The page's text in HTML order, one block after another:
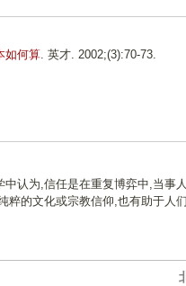
如何算. 英才. 2002;(3):70-73.
认为,信任是在重复博弈中,当事
粹的文化或宗教信仰,也有助于人